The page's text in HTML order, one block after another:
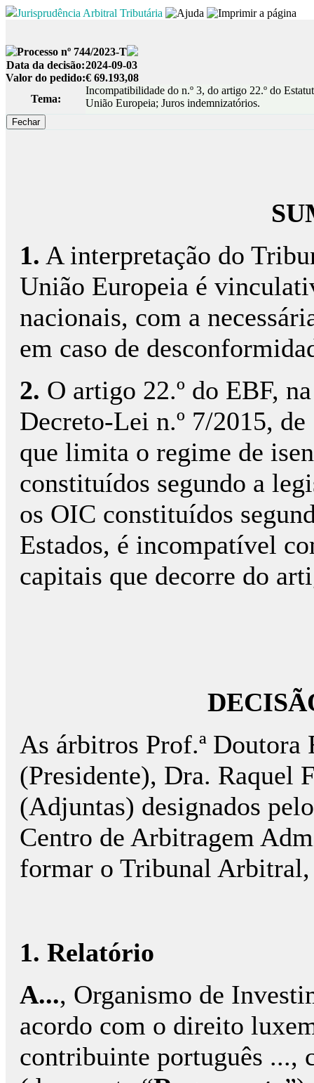
Jurisprudência Arbitral Tributária
Processo nº 744/2023-T
Data da decisão:2024-09-03
Valor do pedido:€ 69.193,08
Tema:
Incompatibilidade do n.º 3, do artigo 22.º do
União Europeia; Juros indemnizatórios.
1. A interpretação do
União Europeia é
nacionais, com a
em caso de
2. O artigo 22.º do EBF,
Decreto-Lei n.º 7/2015,
que limita o regime de
constituídos segundo a
os OIC constituídos
Estados, é incompatível
capitais que decorre do
As árbitros Prof.ª
(Presidente), Dra. Raquel
(Adjuntas) designados
Centro de Arbitragem
formar o Tribunal Arbitral,
1. Relatório
A..., Organismo de
acordo com o direito
contribuinte português ...,